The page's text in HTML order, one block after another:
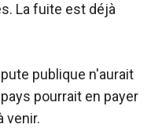
La fuite est déjà
publique n'aurait
pourrait en payer
venir.